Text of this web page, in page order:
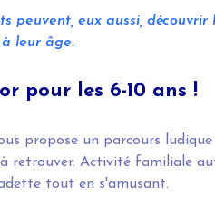
peuvent, eux aussi,
leur âge.
pour les 6-10 ans !
propose un parcours
retrouver. Activité familiale
tout en s'amusant.